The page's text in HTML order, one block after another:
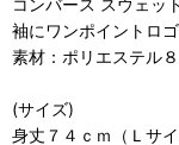
コンバース スウェッ
袖にワンポイントロ
素材：ポリエステル
(サイズ)
身丈７４ｃｍ（Ｌサイ